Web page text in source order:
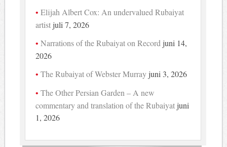
Elijah Albert Cox: An undervalued Rubaiyat
artist juli 7, 2026
Narrations of the Rubaiyat on Record juni 14,
2026
The Rubaiyat of Webster Murray juni 3, 2026
The Other Persian Garden – A new
commentary and translation of the Rubaiyat juni
1, 2026